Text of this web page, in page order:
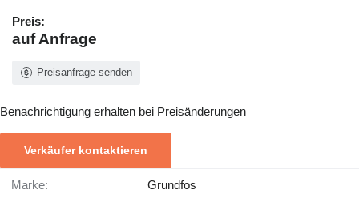
Preis:
auf Anfrage
Preisanfrage senden
Benachrichtigung erhalten bei Preisänderungen
Verkäufer kontaktieren
Marke: Grundfos